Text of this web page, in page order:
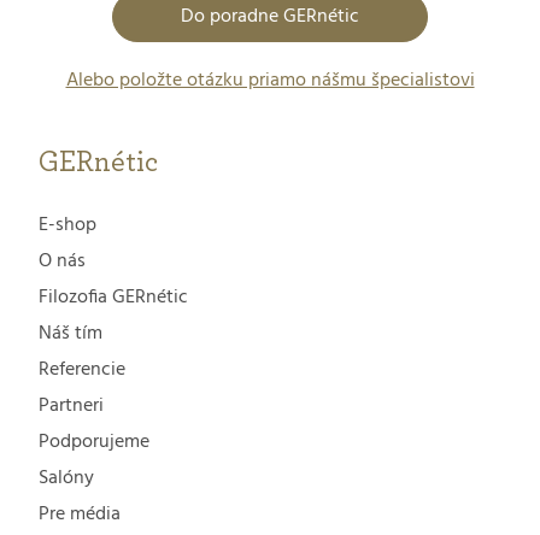
Do poradne GERnétic
Alebo položte otázku priamo nášmu špecialistovi
GERnétic
E-shop
O nás
Filozofia GERnétic
Náš tím
Referencie
Partneri
Podporujeme
Salóny
Pre média